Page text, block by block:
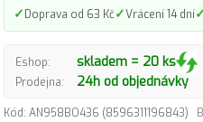
✓Doprava od 63 Kč✓Vrácení 14 dní✓
Eshop: skladem = 20 ks
Prodejna: 24h od objednávky
Kód: AN958BO436 (8596311196843)